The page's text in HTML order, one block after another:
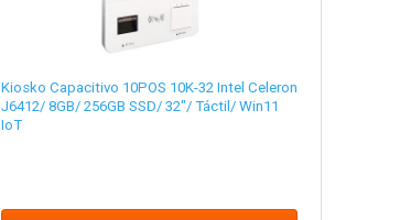
Kiosko Capacitivo 10POS 10K-32 Intel Celeron
J6412/ 8GB/ 256GB SSD/ 32"/ Táctil/ Win11
IoT